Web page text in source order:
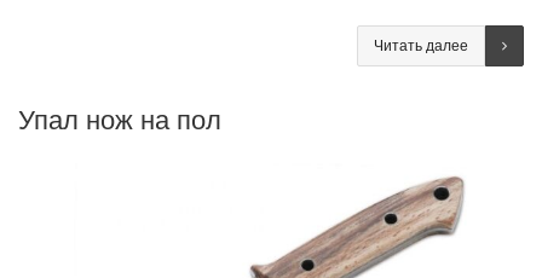
Читать далее
Упал нож на пол